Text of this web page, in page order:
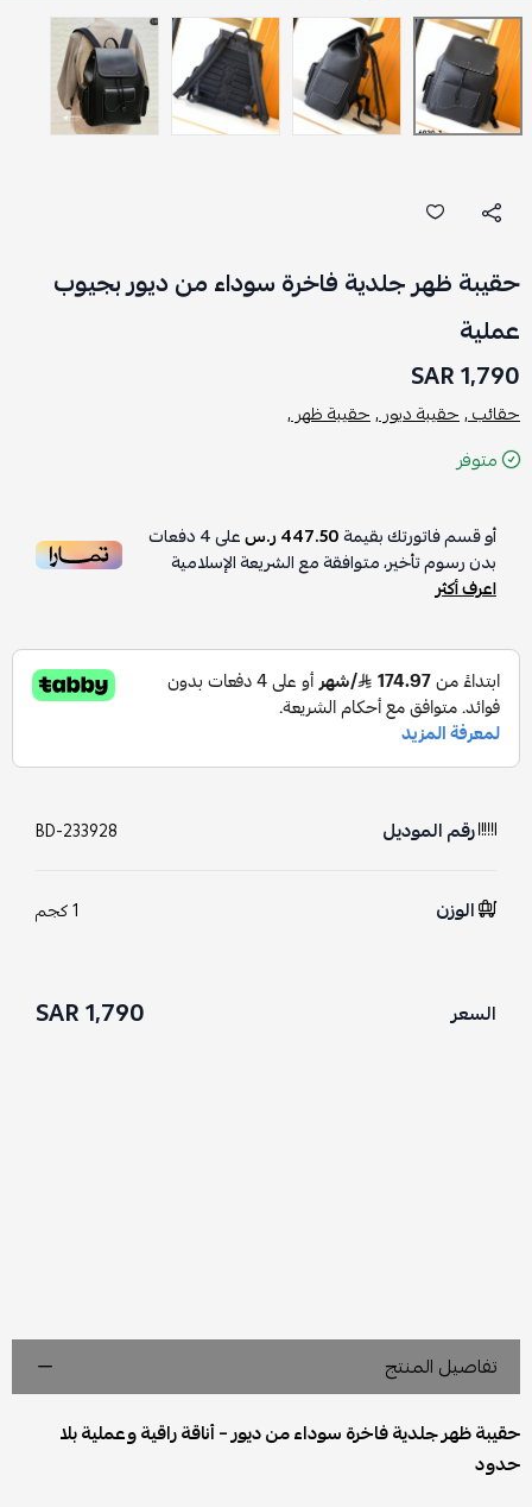
حقيبة ظهر جلدية فاخرة سوداء من ديور بجيوب
عملية
1,790 SAR
حقائب ,حقيبة ديور ,حقيبة ظهر ,
متوفر
أو قسم فاتورتك بقيمة447.50 ر.س على4دفعات
بدون رسوم تأخير، متوافقة مع الشريعة الإسلامية
اعرف أكثر
رقم الموديل BD-233928
الوزن 1 كجم
السعر 1,790 SAR
تفاصيل المنتج
حقيبة ظهر جلدية فاخرة سوداء من ديور – أناقة راقية وعملية بلا
حدود